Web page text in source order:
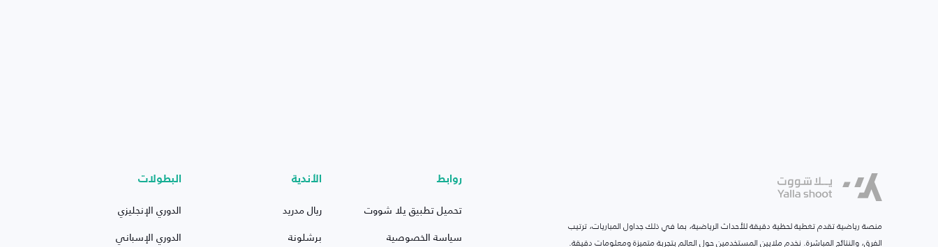
منصة رياضية تقدم تغطية لحظية دقيقة للأحداث الرياضية، بما في ذلك جداول المباريات، ترتيب
الفرق، والنتائج المباشرة. نخدم ملايين المستخدمين حول العالم بتجربة متميزة ومعلومات دقيقة.
روابط
تحميل تطبيق يلا شووت
سياسة الخصوصية
الأندية
ريال مدريد
برشلونة
البطولات
الدوري الإنجليزي
الدوري الإسباني